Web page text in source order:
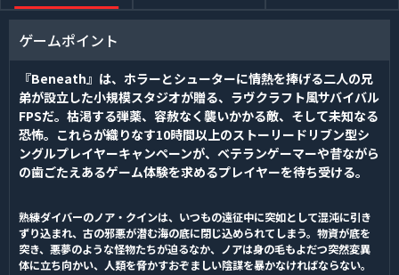
ゲームポイント
『Beneath』は、ホラーとシューターに情熱を捧げる二人の兄
弟が設立した小規模スタジオが贈る、ラヴクラフト風サバイバル
FPSだ。枯渇する弾薬、容赦なく襲いかかる敵、そして未知なる
恐怖。これらが織りなす10時間以上のストーリードリブン型シ
ングルプレイヤーキャンペーンが、ベテランゲーマーや昔ながら
の歯ごたえあるゲーム体験を求めるプレイヤーを待ち受ける。
熟練ダイバーのノア・クインは、いつもの遠征中に突如として混沌に引き
ずり込まれ、古の邪悪が潜む海の底に閉じ込められてしまう。物資が底を
突き、悪夢のような怪物たちが迫るなか、ノアは身の毛もよだつ突然変異
体に立ち向かい、人類を脅かすおぞましい陰謀を暴かなければならない。